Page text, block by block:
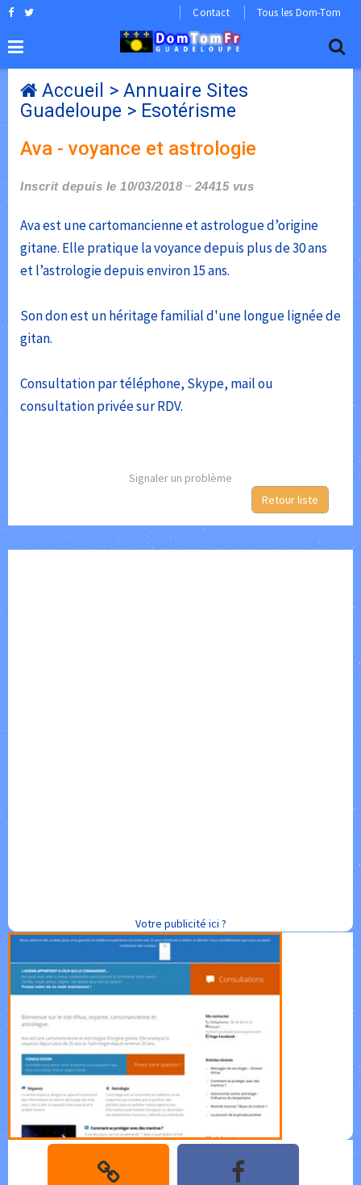
Contact Tous les Dom-Tom
Accueil > Annuaire Sites
Guadeloupe > Esotérisme
Ava - voyance et astrologie
Inscrit depuis le 10/03/2018 24415 vus
Ava est une cartomancienne et astrologue d’origine
gitane. Elle pratique la voyance depuis plus de 30 ans
et l’astrologie depuis environ 15 ans.
Son don est un héritage familial d'une longue lignée de
gitan.
Consultation par téléphone, Skype, mail ou
consultation privée sur RDV.
Signaler un problème
Retour liste
Votre publicité ici ?